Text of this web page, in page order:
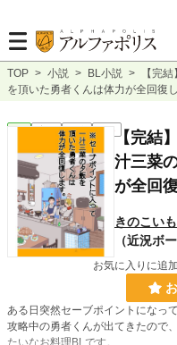
TOP > 小説 > BL小説 >
【完
を頂いた勇者くんは体力が全回復し
BL 完結 長編 R15 【完結
汁三菜
が全回
きのこい
（近況ボ
お気に入りに追
ある日突然セーブポイントになっ
攻略中の勇者くんが出てきたので
たいなお料理BLです。